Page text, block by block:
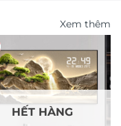
Xem thêm
HẾT HÀNG